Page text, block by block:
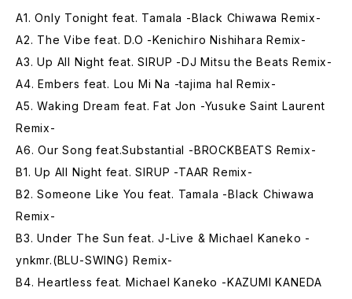
A1. Only Tonight feat. Tamala -Black Chiwawa Remix-
A2. The Vibe feat. D.O -Kenichiro Nishihara Remix-
A3. Up All Night feat. SIRUP -DJ Mitsu the Beats Remix-
A4. Embers feat. Lou Mi Na -tajima hal Remix-
A5. Waking Dream feat. Fat Jon -Yusuke Saint Laurent
Remix-
A6. Our Song feat.Substantial -BROCKBEATS Remix-
B1. Up All Night feat. SIRUP -TAAR Remix-
B2. Someone Like You feat. Tamala -Black Chiwawa
Remix-
B3. Under The Sun feat. J-Live & Michael Kaneko -
ynkmr.(BLU-SWING) Remix-
B4. Heartless feat. Michael Kaneko -KAZUMI KANEDA